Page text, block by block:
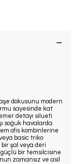
dokusunu modern
sayesinde kat
detayı silueti
soğuk havalarda
ofis kombinlerine
basic triko
bir şal veya deri
güçlü bir temsilcisine
zamansız ve asil